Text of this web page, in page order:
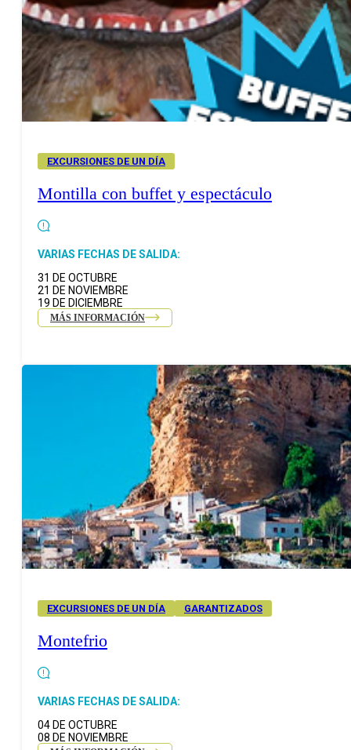
EXCURSIONES DE UN DÍA
Montilla con buffet y espectáculo
VARIAS FECHAS DE SALIDA:
31 DE OCTUBRE
21 DE NOVIEMBRE
19 DE DICIEMBRE
MÁS INFORMACIÓN
EXCURSIONES DE UN DÍA GARANTIZADOS
Montefrio
VARIAS FECHAS DE SALIDA:
04 DE OCTUBRE
08 DE NOVIEMBRE